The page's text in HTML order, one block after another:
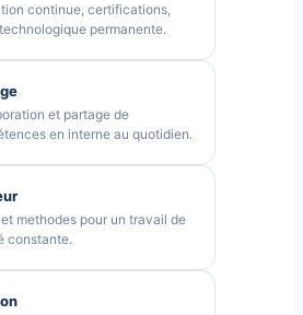
continue, certifications,
permanente.
et partage de
en interne au quotidien.
methodes pour un travail de
constante.